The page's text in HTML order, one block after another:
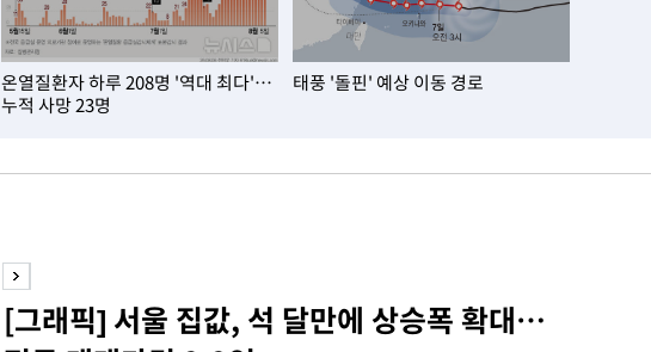
온열질환자 하루 208명 '역대 최다'…
누적 사망 23명
태풍 '돌핀' 예상 이동 경로
[그래픽] 서울 집값, 석 달만에 상승폭 확대…